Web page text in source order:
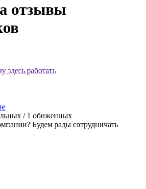
отзывы
здесь работать
/ 1 обиженных
Будем рады сотрудничать